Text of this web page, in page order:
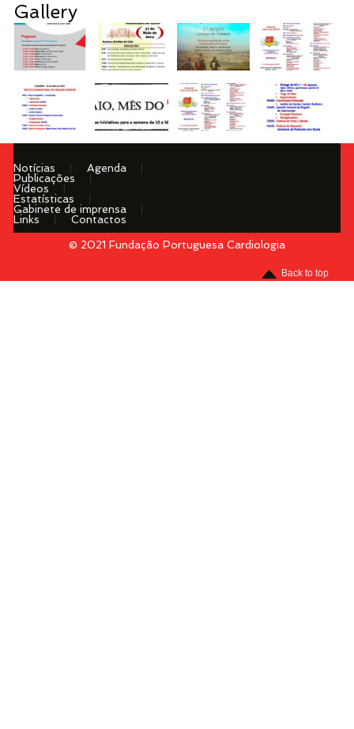
Gallery
Notícias
Agenda
Publicações
Vídeos
Estatísticas
Gabinete de imprensa
Links
Contactos
© 2021 Fundação Portuguesa Cardiologia
Back to top